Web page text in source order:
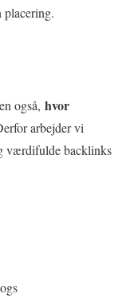
placering.
også, hvor
arbejder vi
værdifulde backlinks